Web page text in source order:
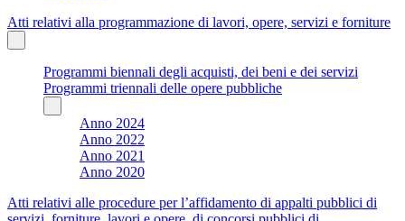
Atti relativi alla programmazione di lavori, opere, servizi e forniture
Programmi biennali degli acquisti, dei beni e dei servizi
Programmi triennali delle opere pubbliche
Anno 2024
Anno 2022
Anno 2021
Anno 2020
Atti relativi alle procedure per l’affidamento di appalti pubblici di